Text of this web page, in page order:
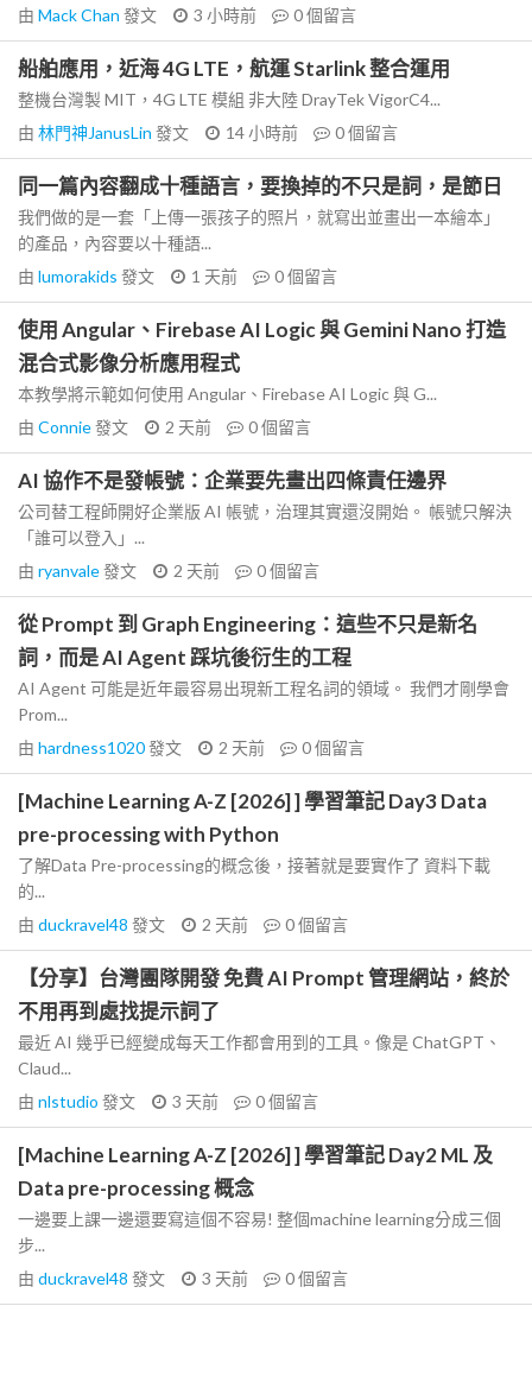
由 Mack Chan 發文 3 小時前 0個留言
船舶應用，近海 4G LTE，航運 Starlink 整合運用
整機台灣製 MIT，4G LTE 模組 非大陸 DrayTek VigorC4...
由 林門神JanusLin 發文 14 小時前 0個留言
同一篇內容翻成十種語言，要換掉的不只是詞，是節日
我們做的是一套「上傳一張孩子的照片，就寫出並畫出一本繪本」
的產品，內容要以十種語...
由 lumorakids 發文 1 天前 0個留言
使用 Angular、Firebase AI Logic 與 Gemini Nano 打造
混合式影像分析應用程式
本教學將示範如何使用 Angular、Firebase AI Logic 與 G...
由 Connie發文 2 天前 0個留言
AI 協作不是發帳號：企業要先畫出四條責任邊界
公司替工程師開好企業版 AI 帳號，治理其實還沒開始。 帳號只解決
「誰可以登入」...
由 ryanvale發文 2 天前 0個留言
從 Prompt 到 Graph Engineering：這些不只是新名
詞，而是 AI Agent 踩坑後衍生的工程
AI Agent 可能是近年最容易出現新工程名詞的領域。 我們才剛學會
Prom...
由 hardness1020發文 2 天前 0個留言
[Machine Learning A-Z [2026] ] 學習筆記 Day3 Data
pre-processing with Python
了解Data Pre-processing的概念後，接著就是要實作了 資料下載
的...
由 duckravel48 發文 2 天前 0個留言
【分享】台灣團隊開發 免費 AI Prompt 管理網站，終於
不用再到處找提示詞了
最近 AI 幾乎已經變成每天工作都會用到的工具。像是 ChatGPT、
Claud...
由 nlstudio 發文 3 天前 0個留言
[Machine Learning A-Z [2026] ] 學習筆記 Day2 ML 及
Data pre-processing 概念
一邊要上課一邊還要寫這個不容易! 整個machine learning分成三個
步...
由 duckravel48 發文 3 天前 0個留言